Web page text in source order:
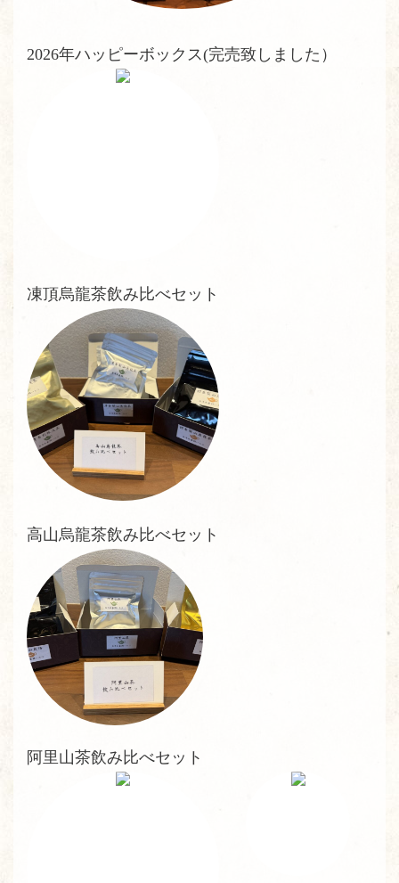
2026年ハッピーボックス(完売致しました）
凍頂烏龍茶飲み比べセット
高山烏龍茶飲み比べセット
阿里山茶飲み比べセット